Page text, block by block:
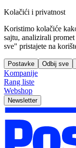
Kolačići i privatnost
Koristimo kolačiće
sajtu, analizirali
sve" pristajete na
Postavke Odbij sve
Kompanije
Rang liste
Webshop
Newsletter